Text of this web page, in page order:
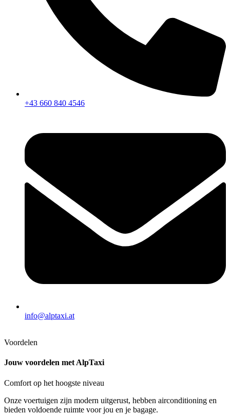
+43 660 840 4546
info@alptaxi.at
Voordelen
Jouw voordelen met AlpTaxi
Comfort op het hoogste niveau
Onze voertuigen zijn modern uitgerust, hebben airconditioning en
bieden voldoende ruimte voor jou en je bagage.